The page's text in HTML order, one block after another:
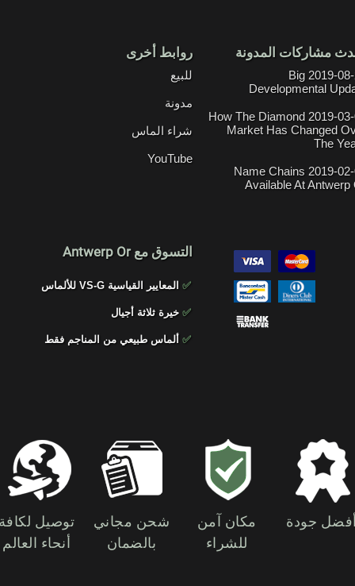
روابط أخرى
للبيع
مدونة
شراء الماس
YouTube
مشاركات المدونة
2019-08-21 Big
Developmental
2019-03-01 How The Diamond
Market Has Changed
The
2019-02-06 Name Chains
Available At Antwerp
التسوق مع Antwerp Or
✅ المعايير القياسية VS-G للألماس
✅ خيرة ثلاثة أجيال
✅ ألماس طبيعي من المناجم فقط
توصيل
أنحاء العالم
شحن مجاني
بالضمان
مكان آمن
للشراء
جودة